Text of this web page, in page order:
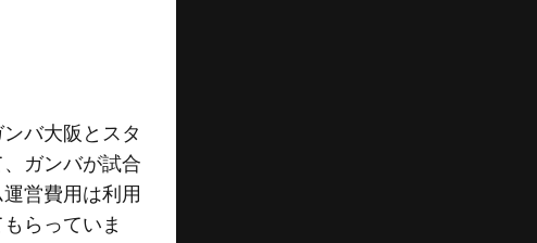
バ大阪とスタ
ガンバが試合
営費用は利用
らっていま